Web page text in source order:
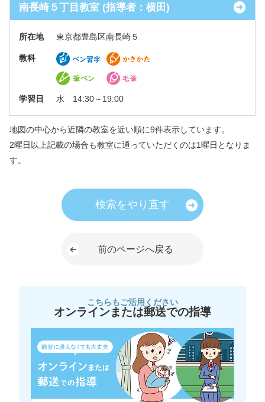
南長崎５丁目教室 (指導者：横田)
所在地 東京都豊島区南長崎５
教科
学習日 水 14:30～19:00
地図の中心から近隣の教室を近い順に9件表示しています。
2曜日以上記載の場合も教室に通っていただくのは1曜日となりま
す。
検索をやり直す
前のページへ戻る
こちらもご活用ください
オンラインまたは郵送での指導